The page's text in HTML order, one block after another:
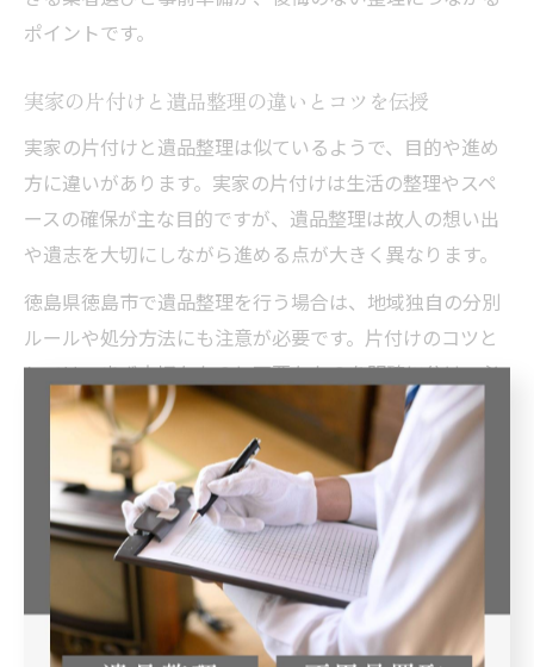
ポイントです。
実家の片付けと遺品整理の違いとコツを伝授
実家の片付けと遺品整理は似ているようで、目的や進め
方に違いがあります。実家の片付けは生活の整理やスペ
ースの確保が主な目的ですが、遺品整理は故人の想い出
や遺志を大切にしながら進める点が大きく異なります。
徳島県徳島市で遺品整理を行う場合は、地域独自の分別
ルールや処分方法にも注意が必要です。片付けのコツと
しては、まず大切なものと不要なものを明確に分け、必
要に応じて供養や買取の専門サービスを活用しましょ
う。業者の無料相談を利用することで、効率的かつ丁寧
な整理が可能です。
実家の片付けと遺品整理の違いを理解し、家族全員が納
得できる方法で進めることが、精神的な負担を減らし、
後悔のない整理につながります。